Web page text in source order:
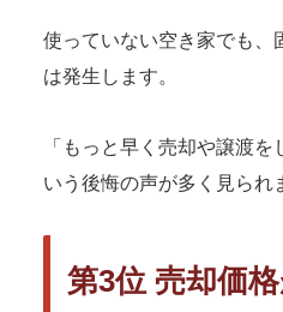
使っていない空き家でも、
は発生します。
「もっと早く売却や譲渡
いう後悔の声が多く見られ
第3位 売却価